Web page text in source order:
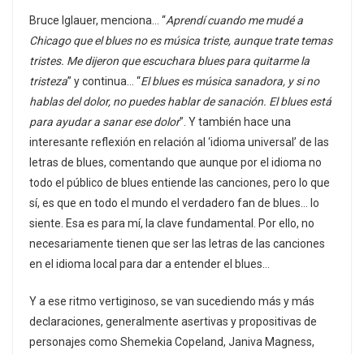
Bruce Iglauer, menciona… “Aprendí cuando me mudé a
Chicago que el blues no es música triste, aunque trate temas
tristes. Me dijeron que escuchara blues para quitarme la
tristeza” y continua… “El blues es música sanadora, y si no
hablas del dolor, no puedes hablar de sanación. El blues está
para ayudar a sanar ese dolor”. Y también hace una
interesante reflexión en relación al ‘idioma universal’ de las
letras de blues, comentando que aunque por el idioma no
todo el público de blues entiende las canciones, pero lo que
sí, es que en todo el mundo el verdadero fan de blues… lo
siente. Esa es para mí, la clave fundamental. Por ello, no
necesariamente tienen que ser las letras de las canciones
en el idioma local para dar a entender el blues…
Y a ese ritmo vertiginoso, se van sucediendo más y más
declaraciones, generalmente asertivas y propositivas de
personajes como Shemekia Copeland, Janiva Magness,